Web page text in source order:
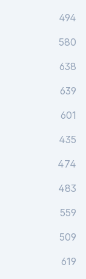
494
580
638
639
601
435
474
483
559
509
619